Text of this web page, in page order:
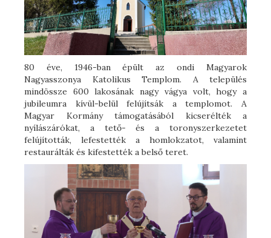
80 éve, 1946-ban épült az ondi Magyarok
Nagyasszonya Katolikus Templom. A település
mindössze 600 lakosának nagy vágya volt, hogy a
jubileumra kívül-belül felújítsák a templomot. A
Magyar Kormány támogatásából kicserélték a
nyílászárókat, a tető- és a toronyszerkezetet
felújították, lefestették a homlokzatot, valamint
restaurálták és kifestették a belső teret.